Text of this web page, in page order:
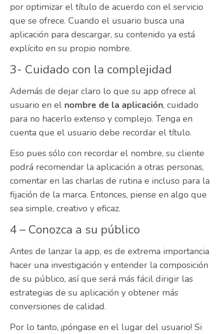
por optimizar el título de acuerdo con el servicio
que se ofrece. Cuando el usuario busca una
aplicación para descargar, su contenido ya está
explícito en su propio nombre.
3- Cuidado con la complejidad
Además de dejar claro lo que su app ofrece al
usuario en el nombre de la aplicación, cuidado
para no hacerlo extenso y complejo. Tenga en
cuenta que el usuario debe recordar el título.
Eso pues sólo con recordar el nombre, su cliente
podrá recomendar la aplicación a otras personas,
comentar en las charlas de rutina e incluso para la
fijación de la marca. Entonces, piense en algo que
sea simple, creativo y eficaz.
4 – Conozca a su público
Antes de lanzar la app, es de extrema importancia
hacer una investigación y entender la composición
de su público, así que será más fácil dirigir las
estrategias de su aplicación y obtener más
conversiones de calidad.
Por lo tanto, ¡póngase en el lugar del usuario! Si